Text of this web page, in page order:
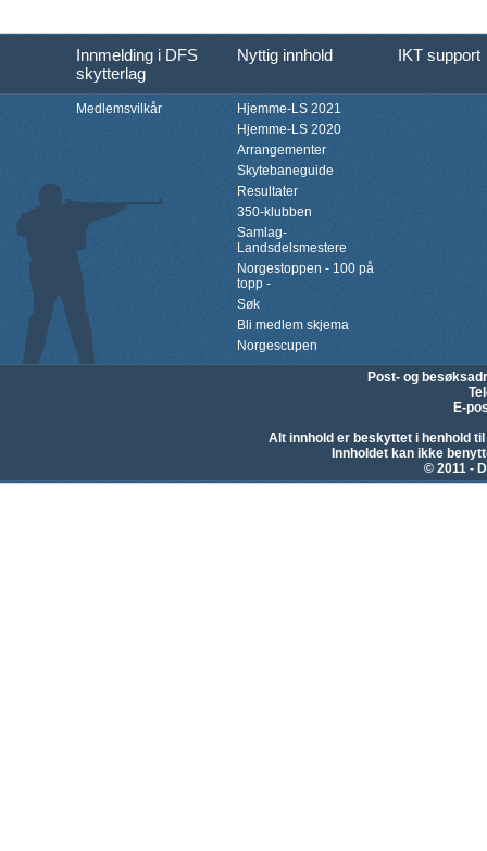
Innmelding i DFS
skytterlag
Nyttig innhold IKT support
Medlemsvilkår
Hjemme-LS 2021
Hjemme-LS 2020
Arrangementer
Skytebaneguide
Resultater
350-klubben
Samlag-
Landsdelsmestere
Norgestoppen - 100 på
topp -
Søk
Bli medlem skjema
Norgescupen
Post- og
E-
Alt innhold er beskyttet i henhold
Innholdet kan ikke
© 2011 -